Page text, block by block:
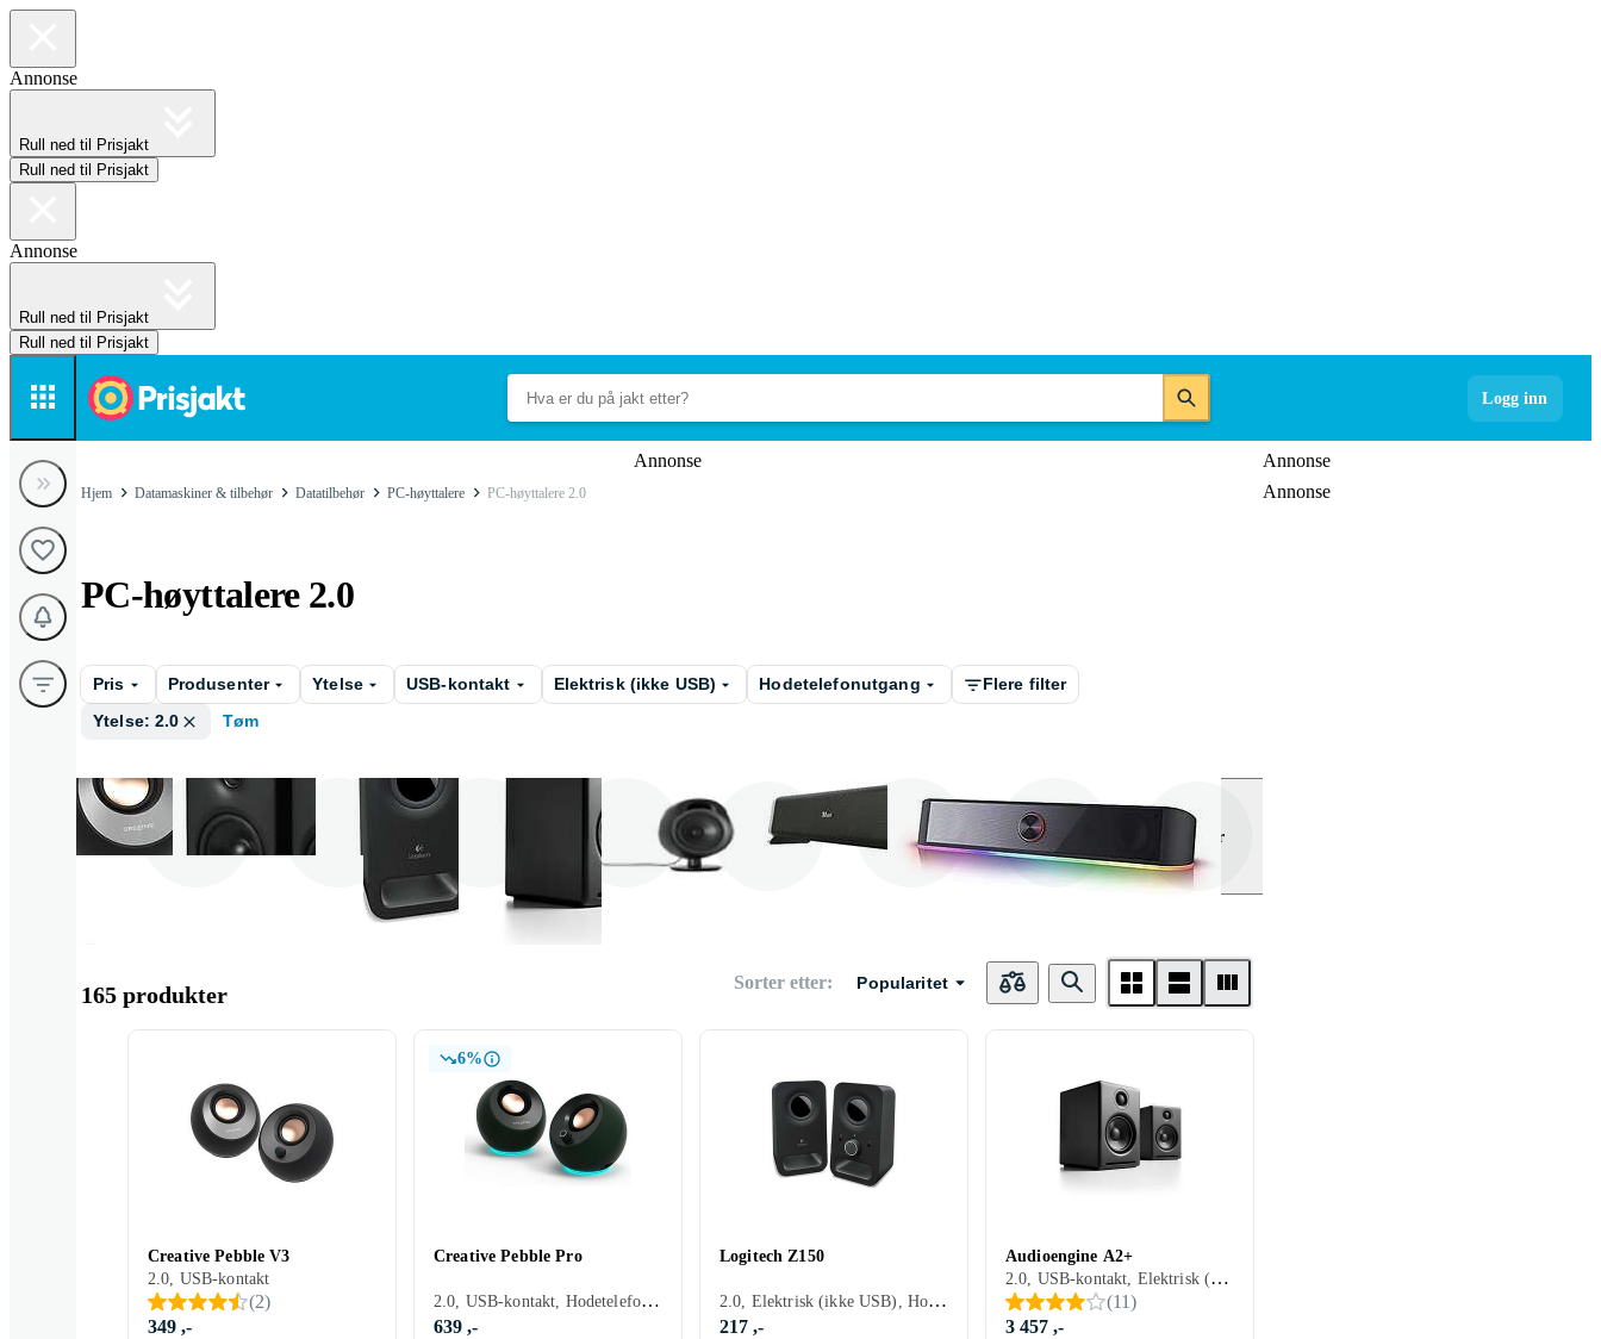
Annonse
Rull ned til Prisjakt
Rull ned til Prisjakt
Annonse
Rull ned til Prisjakt
Rull ned til Prisjakt
Logg inn
Annonse
Annonse
Annonse
Hjem Datamaskiner & tilbehør Datatilbehør PC-høyttalere PC-høyttalere 2.0
PC-høyttalere 2.0
Pris Produsenter Ytelse USB-kontakt Elektrisk (ikke USB) Hodetelefonutgang
Flere filter
Ytelse: 2.0
Tøm
Vis mer
Edifier Logitech Audioengine
Xiaomi Genius Speed - Link Genesis Kanto Conceptronic
Tracer Microlab Defender
165 produkter Sorter etter: Popularitet
Creative Pebble V3
2.0, USB-kontakt
(2)
349 ,-
6%
Creative Pebble Pro
2.0, USB-kontakt, Hodetelefonutgang
639 ,-
Logitech Z150
2.0, Elektrisk (ikke USB), Hodetelefonutgang
217 ,-
Audioengine A2+
2.0, USB-kontakt, Elektrisk (ikke USB)
(11)
3 457 ,-